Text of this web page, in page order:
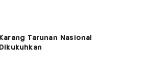
Karang Tarunan Nasional
Dikukuhkan